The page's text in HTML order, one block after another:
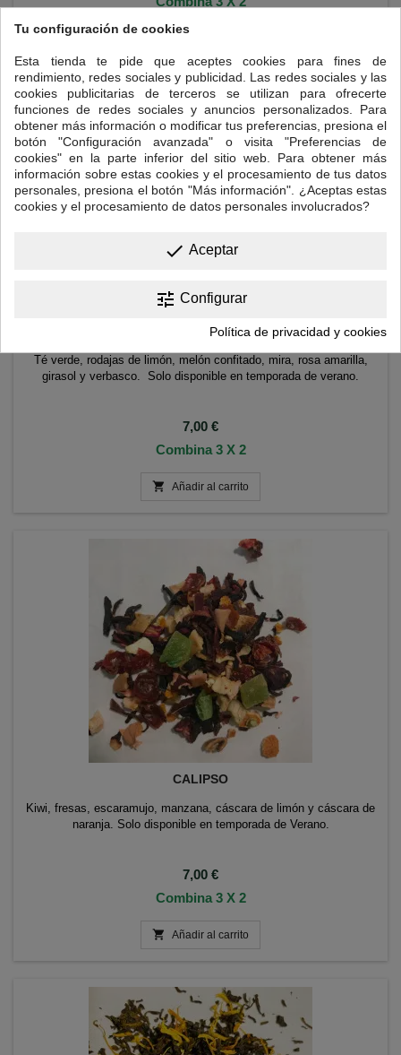
TÉ VERDE MISS SUNSHINE
Té verde, rodajas de limón, melón confitado, mira, rosa amarilla,
girasol y verbasco. Solo disponible en temporada de verano.
Precio
7,00 €
Combina 3 X 2
 Añadir al carrito
CALIPSO
Kiwi, fresas, escaramujo, manzana, cáscara de limón y cáscara de
naranja. Solo disponible en temporada de Verano.
Precio
7,00 €
Combina 3 X 2
 Añadir al carrito
Tu configuración de cookies
Esta tienda te pide que aceptes cookies para fines de
rendimiento, redes sociales y publicidad. Las redes sociales y las
cookies publicitarias de terceros se utilizan para ofrecerte
funciones de redes sociales y anuncios personalizados. Para
obtener más información o modificar tus preferencias, presiona el
botón "Configuración avanzada" o visita "Preferencias de
cookies" en la parte inferior del sitio web. Para obtener más
información sobre estas cookies y el procesamiento de tus datos
personales, presiona el botón "Más información". ¿Aceptas estas
cookies y el procesamiento de datos personales involucrados?
done Aceptar
tune Configurar
Política de privacidad y cookies